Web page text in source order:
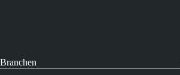
Branchen